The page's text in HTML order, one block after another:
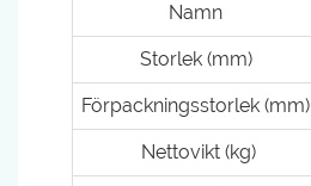
Namn
Storlek (mm)
Förpackningsstorlek (mm)
Nettovikt (kg)